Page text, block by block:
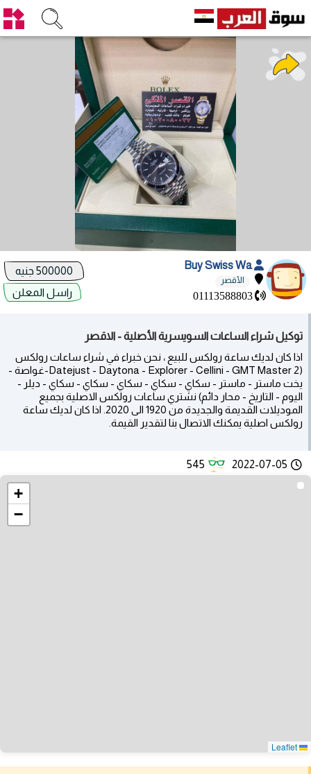
Buy Swiss Wa
الأقصر
01113588803
راسل المعلن
توكيل شراء الساعات السويسرية الأصلية - الاقصر
اذا كان لديك ساعة رولكس للبيع ، نحن خبراء في شراء ساعات رولكس
(Datejust - Daytona - Explorer - Cellini - GMT Master 2-غواصة -
يخت ماستر - ماستر - سكاي - سكاي - سكاي - سكاي - سكاي - ديلر -
اليوم - التاريخ - محار دائم) نشتري ساعات رولكس الاصلية بجميع
الموديلات القديمة والجديدة من 1920 الى 2020. اذا كان لديك ساعة
رولكس اصلية يمكنك الاتصال بنا لتقدير القيمة.
2022-07-05
545
+
−